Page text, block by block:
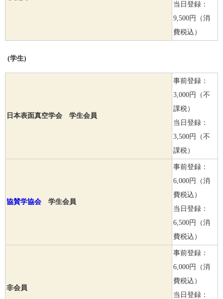
当日登録：
9,500円（消
費税込）
(学生)
日本表面真空学会 学生会員
事前登録：
3,000円（不
課税）
当日登録：
3,500円（不
課税）
協賛学協会 学生会員
事前登録：
6,000円（消
費税込）
当日登録：
6,500円（消
費税込）
非会員
事前登録：
6,000円（消
費税込）
当日登録：